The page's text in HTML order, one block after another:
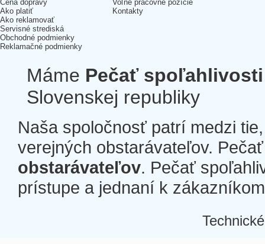
Cena dopravy
Ako platiť
Ako reklamovať
Servisné strediská
Obchodné podmienky
Reklamačné podmienky
Voľné pracovné pozície
Kontakty
Máme Pečať spoľahlivosti
Slovenskej republiky
Naša spoločnosť patrí medzi
verejných obstarávateľov.
obstarávateľov. Pečať
prístupe a jednaní k